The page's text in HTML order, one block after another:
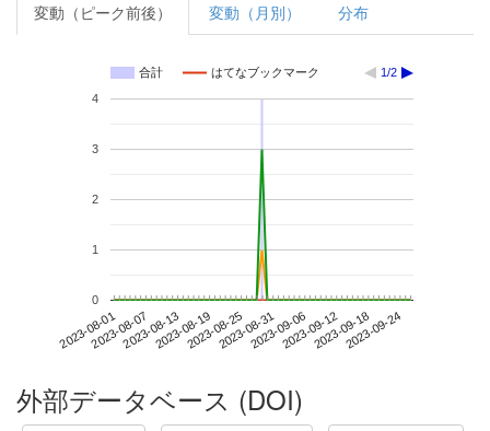
変動（ピーク前後） 変動（月別） 分布
合計 はてなブックマーク 1/2
2023-08-012023-08-072023-08-132023-08-192023-08-252023-08-312023-09-062023-09-122023-09-182023-09-24
0
1
2
3
4
外部データベース (DOI)